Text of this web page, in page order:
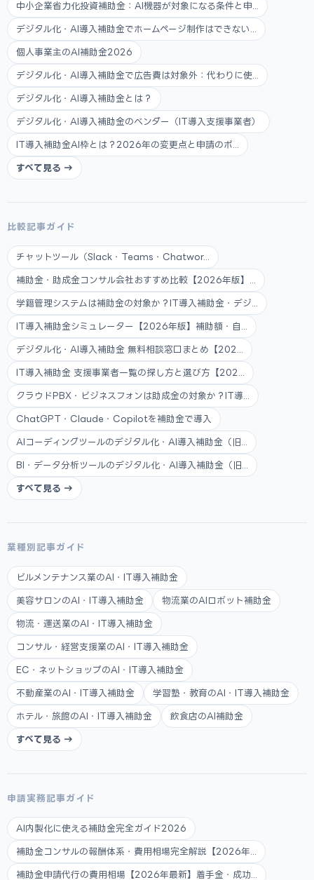
中小企業省力化投資補助金：AI機器が対象になる条件と申...
デジタル化・AI導入補助金でホームページ制作はできない...
個人事業主のAI補助金2026
デジタル化・AI導入補助金で広告費は対象外：代わりに使...
デジタル化・AI導入補助金とは？
デジタル化・AI導入補助金のベンダー（IT導入支援事業者）
IT導入補助金AI枠とは？2026年の変更点と申請のポ...
すべて見る →
比較記事ガイド
チャットツール（Slack・Teams・Chatwor...
補助金・助成金コンサル会社おすすめ比較【2026年版】...
学籍管理システムは補助金の対象か？IT導入補助金・デジ...
IT導入補助金シミュレーター【2026年版】補助額・自...
デジタル化・AI導入補助金 無料相談窓口まとめ【202...
IT導入補助金 支援事業者一覧の探し方と選び方【202...
クラウドPBX・ビジネスフォンは助成金の対象か？IT導...
ChatGPT・Claude・Copilotを補助金で導入
AIコーディングツールのデジタル化・AI導入補助金（旧...
BI・データ分析ツールのデジタル化・AI導入補助金（旧...
すべて見る →
業種別記事ガイド
ビルメンテナンス業のAI・IT導入補助金
美容サロンのAI・IT導入補助金 物流業のAIロボット補助金
物流・運送業のAI・IT導入補助金
コンサル・経営支援業のAI・IT導入補助金
EC・ネットショップのAI・IT導入補助金
不動産業のAI・IT導入補助金 学習塾・教育のAI・IT導入補助金
ホテル・旅館のAI・IT導入補助金 飲食店のAI補助金
すべて見る →
申請実務記事ガイド
AI内製化に使える補助金完全ガイド2026
補助金コンサルの報酬体系・費用相場完全解説【2026年...
補助金申請代行の費用相場【2026年最新】着手金・成功...